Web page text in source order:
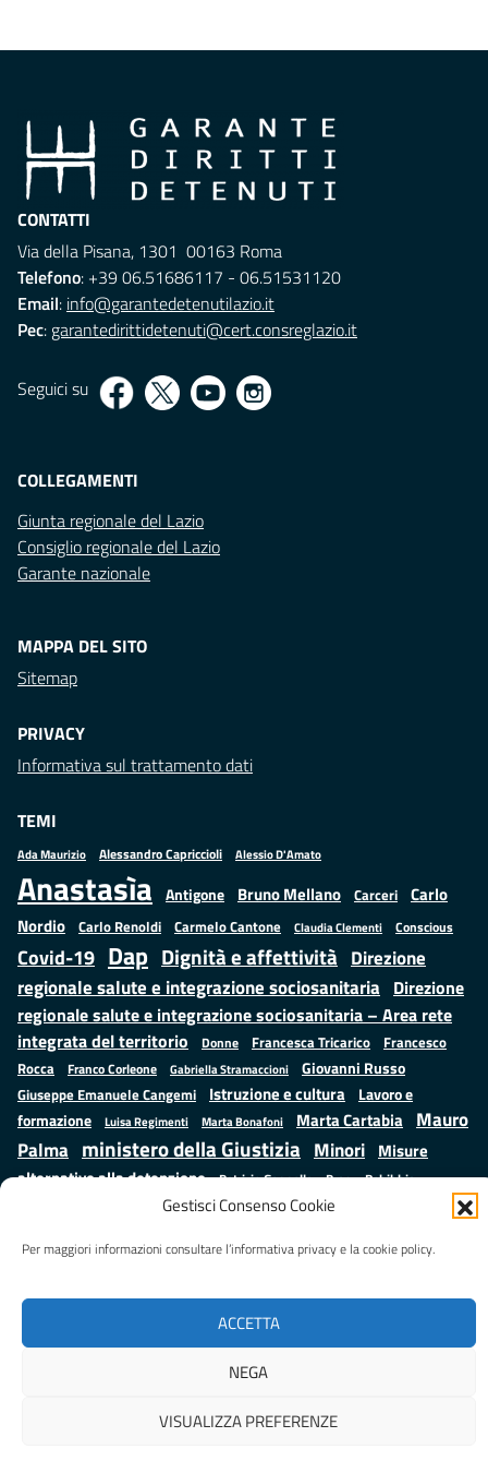
Gestisci Consenso Cookie
Per maggiori informazioni consultare l’informativa privacy e la cookie policy.
ACCETTA
NEGA
VISUALIZZA PREFERENZE
CONTATTI
Via della Pisana, 1301 00163 Roma
Telefono: +39 06.51686117 - 06.51531120
Email: info@garantedetenutilazio.it
Pec: garantedirittidetenuti@cert.consreglazio.it
Seguici su
COLLEGAMENTI
Giunta regionale del Lazio
Consiglio regionale del Lazio
Garante nazionale
MAPPA DEL SITO
Sitemap
PRIVACY
Informativa sul trattamento dati
TEMI
Ada Maurizio Alessandro Capriccioli Alessio D'Amato
Anastasìa Antigone Bruno Mellano Carceri
Carlo
Nordio Carlo Renoldi Carmelo Cantone Claudia Clementi Conscious
Covid-19 Dap Dignità e affettività Direzione
regionale salute e integrazione sociosanitaria Direzione
regionale salute e integrazione sociosanitaria – Area rete
integrata del territorio
Donne Francesca Tricarico
Francesco
Rocca
Franco Corleone Gabriella Stramaccioni Giovanni Russo
Giuseppe Emanuele Cangemi Istruzione e cultura
Lavoro e
formazione
Luisa Regimenti Marta Bonafoni Marta Cartabia Mauro
Palma ministero della Giustizia Minori Misure
alternative alla detenzione
Patrizio Gonnella Prap
Rebibbia
Roberto Monteforte Salute Samuele Ciambriello
Valentina Calderone
Realizzato daLAZIOcrea